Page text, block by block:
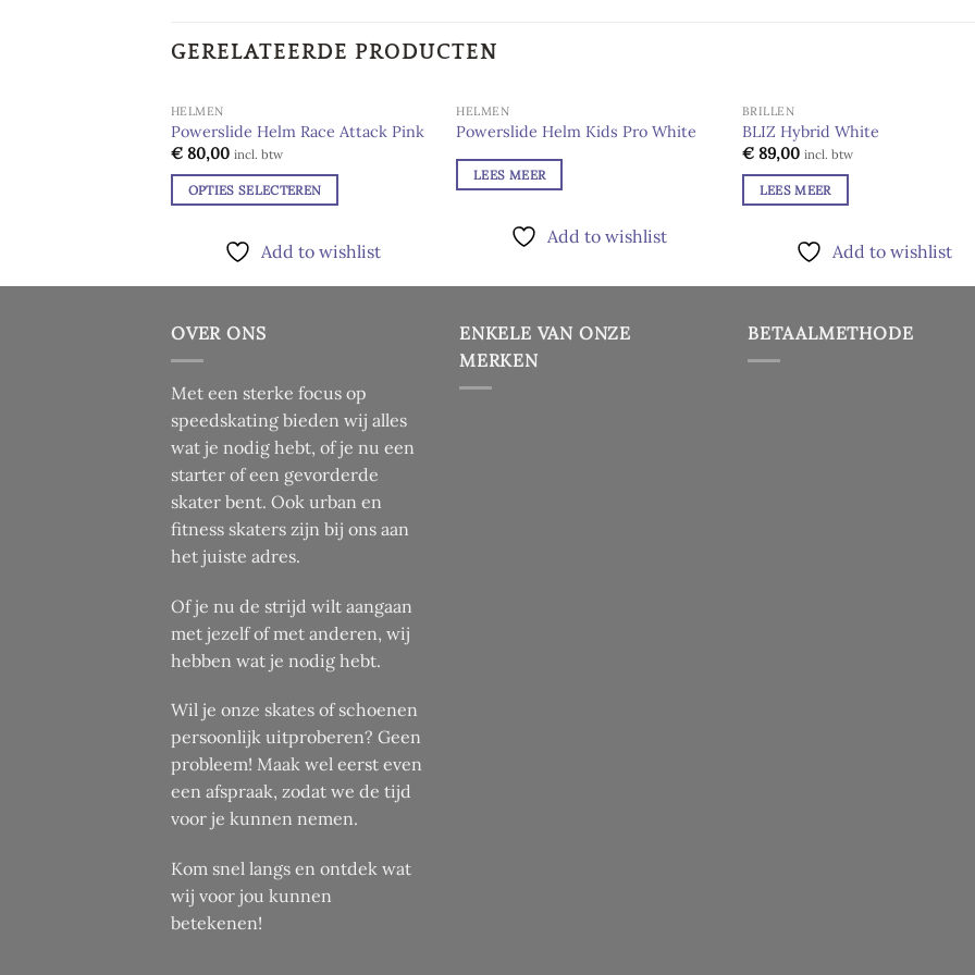
GERELATEERDE PRODUCTEN
HELMEN
Powerslide Helm Race Attack Pink
€80,00 incl. btw
OPTIES SELECTEREN
product
meerdere
Deze
optie
kan
gekozen
worden
op
de
Add to wishlist
UITVERKOCHT
HELMEN
Powerslide Helm Kids Pro White
LEES MEER
Add to wishlist
UITVERKOCHT
BRILLEN
BLIZ Hybrid White
€89,00 incl. btw
LEES MEER
Add to wishlist
OVER ONS
Met een sterke focus op
speedskating bieden wij alles
wat je nodig hebt, of je nu een
starter of een gevorderde
skater bent. Ook urban en
fitness skaters zijn bij ons aan
het juiste adres.
Of je nu de strijd wilt aangaan
met jezelf of met anderen, wij
hebben wat je nodig hebt.
Wil je onze skates of schoenen
persoonlijk uitproberen? Geen
probleem! Maak wel eerst even
een afspraak, zodat we de tijd
voor je kunnen nemen.
Kom snel langs en ontdek wat
wij voor jou kunnen
betekenen!
ENKELE VAN ONZE
MERKEN
BETAALMETHODE